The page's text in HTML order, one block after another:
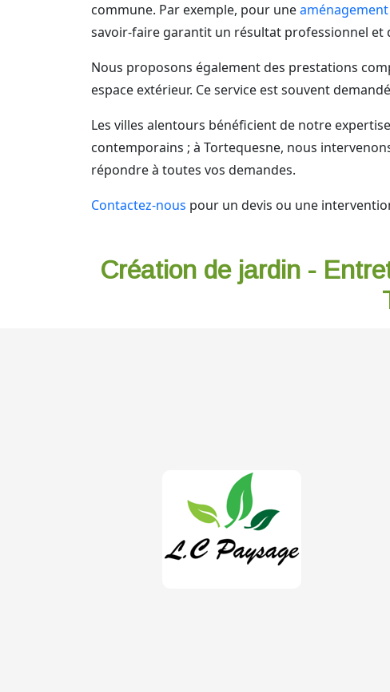
commune. Par exemple, pour uneaménagement
savoir-faire garantit un résultat professionnel et
Nous proposons également des prestations
espace extérieur. Ce service est souvent
Les villes alentours bénéficient de notre
contemporains ; à Tortequesne, nous
répondre à toutes vos demandes.
Contactez-nous pour un devis ou une
Création de jardin -